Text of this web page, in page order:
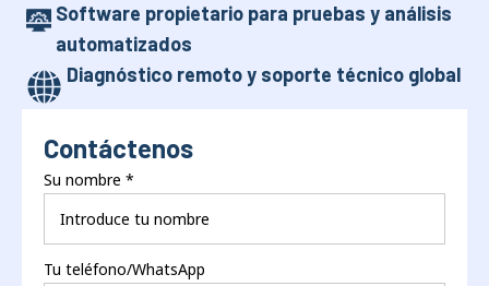
Software propietario para pruebas y análisis
automatizados
Diagnóstico remoto y soporte técnico global
Contáctenos
Su nombre *
Tu teléfono/WhatsApp